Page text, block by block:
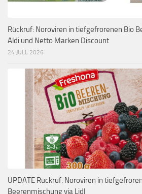
Rückruf: Noroviren in tiefgefrorenen Bio
Aldi und Netto Marken Discount
24 JULI, 2026
UPDATE Rückruf: Noroviren in
Beerenmischung via Lidl